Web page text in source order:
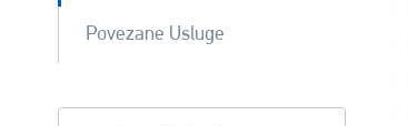
Povezane Usluge